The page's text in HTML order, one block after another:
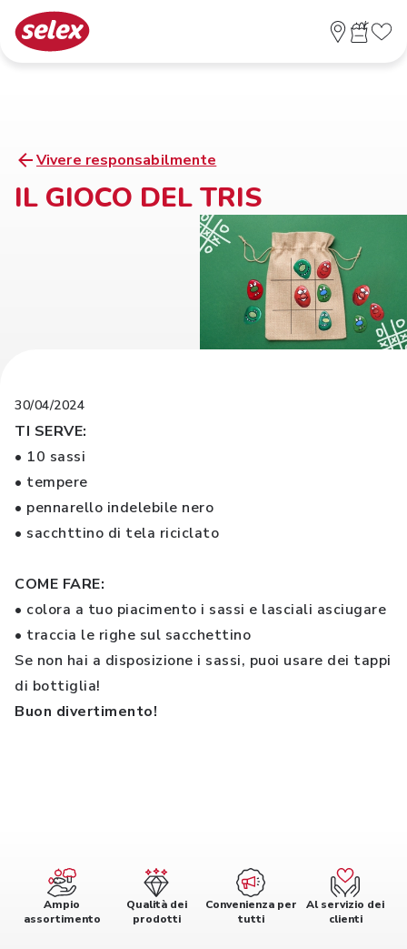
Vivere responsabilmente
IL GIOCO DEL TRIS
30/04/2024
TI SERVE:
• 10 sassi
• tempere
• pennarello indelebile nero
• sacchttino di tela riciclato
COME FARE:
• colora a tuo piacimento i sassi e lasciali asciugare
• traccia le righe sul sacchettino
Se non hai a disposizione i sassi, puoi usare dei tappi
di bottiglia!
Buon divertimento!
Ampio
assortimento
Qualità dei
prodotti
Convenienza per
tutti
Al servizio dei
clienti